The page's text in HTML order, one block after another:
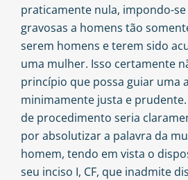
praticamente nula, impondo-
gravosas a homens tão
serem homens e terem sido
uma mulher. Isso certamente
princípio que possa guiar uma
minimamente justa e
de procedimento seria
por absolutizar a palavra da
homem, tendo em vista o
seu inciso I, CF, que inadmite